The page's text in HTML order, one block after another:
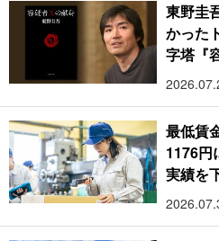
東野圭
かった
字塔『
最低賃
1176円
実績を